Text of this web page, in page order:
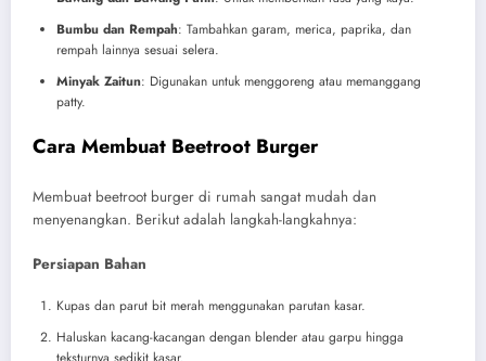
Bumbu dan Rempah: Tambahkan garam, merica, paprika, dan
rempah lainnya sesuai selera.
Minyak Zaitun: Digunakan untuk menggoreng atau memanggang
patty.
Cara Membuat Beetroot Burger
Membuat beetroot burger di rumah sangat mudah dan
menyenangkan. Berikut adalah langkah-langkahnya:
Persiapan Bahan
Kupas dan parut bit merah menggunakan parutan kasar.
Haluskan kacang-kacangan dengan blender atau garpu hingga